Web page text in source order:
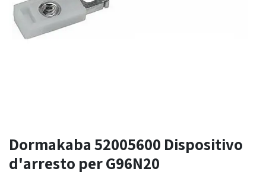
Dormakaba 52005600 Dispositivo
d'arresto per G96N20